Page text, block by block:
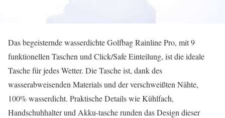
Das begeisternde wasserdichte Golfbag Rainline Pro, mit 9
funktionellen Taschen und Click/Safe Einteilung, ist die ideale
Tasche für jedes Wetter. Die Tasche ist, dank des
wasserabweisenden Materials und der verschweißten Nähte,
100% wasserdicht. Praktische Details wie Kühlfach,
Handschuhhalter und Akku-tasche runden das Design dieser